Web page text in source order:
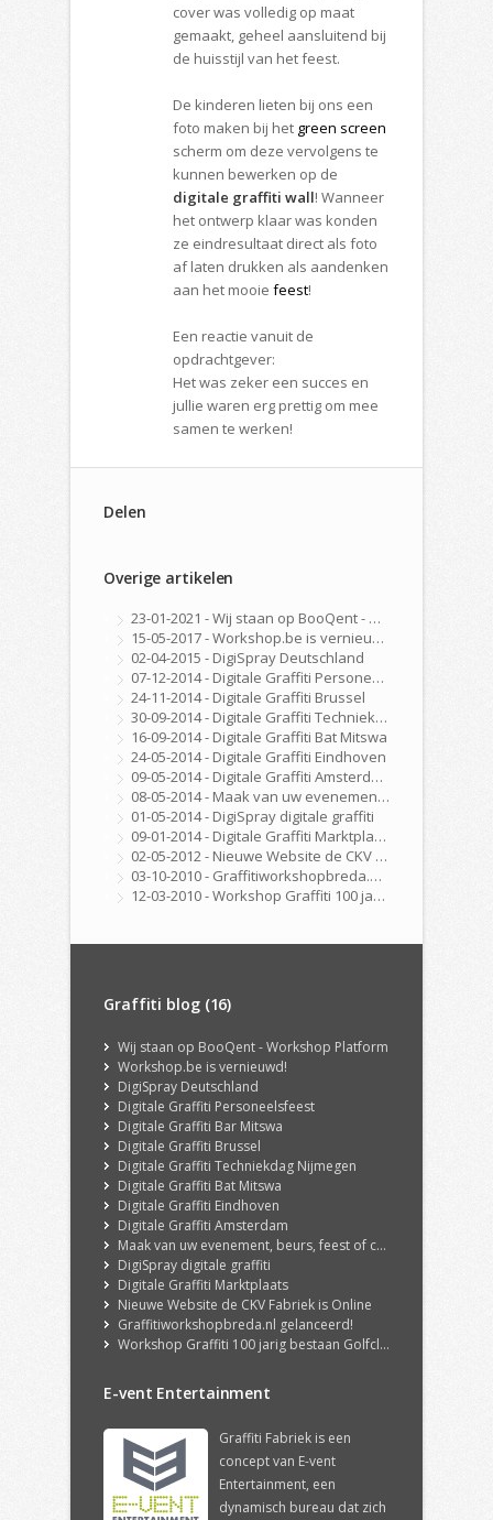
cover was volledig op maat
gemaakt, geheel aansluitend bij
de huisstijl van het feest.
De kinderen lieten bij ons een
foto maken bij het green screen
scherm om deze vervolgens te
kunnen bewerken op de
digitale graffiti wall! Wanneer
het ontwerp klaar was konden
ze eindresultaat direct als foto
af laten drukken als aandenken
aan het mooie feest!
Een reactie vanuit de
opdrachtgever:
Het was zeker een succes en
jullie waren erg prettig om mee
samen te werken!
Delen
Overige artikelen
23-01-2021 - Wij staan op BooQent - Workshop Platform
15-05-2017 - Workshop.be is vernieuwd!
02-04-2015 - DigiSpray Deutschland
07-12-2014 - Digitale Graffiti Personeelsfeest
24-11-2014 - Digitale Graffiti Brussel
30-09-2014 - Digitale Graffiti Techniekdag Nijmegen
16-09-2014 - Digitale Graffiti Bat Mitswa
24-05-2014 - Digitale Graffiti Eindhoven
09-05-2014 - Digitale Graffiti Amsterdam
08-05-2014 - Maak van uw evenement, beurs, feest of congres een echte ervaring met onze DigiSpray Digitale Graffiti Wall!
01-05-2014 - DigiSpray digitale graffiti
09-01-2014 - Digitale Graffiti Marktplaats
02-05-2012 - Nieuwe Website de CKV Fabriek is Online
03-10-2010 - Graffitiworkshopbreda.nl gelanceerd!
12-03-2010 - Workshop Graffiti 100 jarig bestaan Golfclub Hilversum
Graffiti blog (16)
Wij staan op BooQent - Workshop Platform
Workshop.be is vernieuwd!
DigiSpray Deutschland
Digitale Graffiti Personeelsfeest
Digitale Graffiti Bar Mitswa
Digitale Graffiti Brussel
Digitale Graffiti Techniekdag Nijmegen
Digitale Graffiti Bat Mitswa
Digitale Graffiti Eindhoven
Digitale Graffiti Amsterdam
Maak van uw evenement, beurs, feest of congres een echte ervaring met onze DigiSpray Digitale Graffiti Wall!
DigiSpray digitale graffiti
Digitale Graffiti Marktplaats
Nieuwe Website de CKV Fabriek is Online
Graffitiworkshopbreda.nl gelanceerd!
Workshop Graffiti 100 jarig bestaan Golfclub Hilversum
E-vent Entertainment
Graffiti Fabriek is een
concept van E-vent
Entertainment, een
dynamisch bureau dat zich